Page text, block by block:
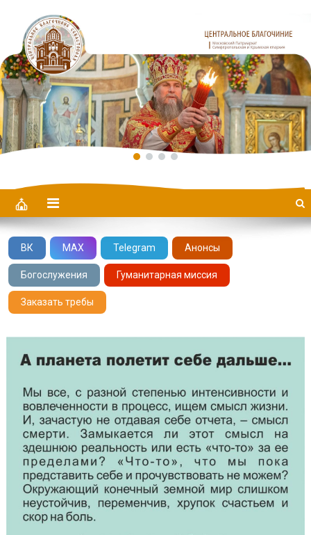
Центральное Благочиние
ВК MAX Telegram Анонсы
Богослужения Гуманитарная миссия
Заказать требы